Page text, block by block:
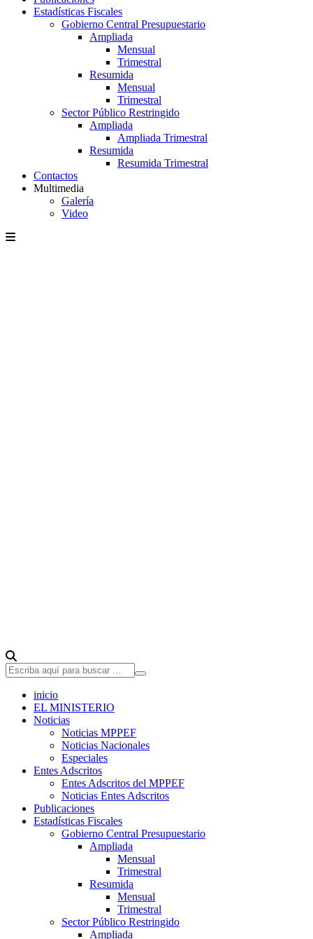
Estadísticas Fiscales
Gobierno Central Presupuestario
Ampliada
Mensual
Trimestral
Resumida
Mensual
Trimestral
Sector Público Restringido
Ampliada
Ampliada Trimestral
Resumida
Resumida Trimestral
Contactos
Multimedia
Galería
Video
inicio
EL MINISTERIO
Noticias
Noticias MPPEF
Noticias Nacionales
Especiales
Entes Adscritos
Entes Adscritos del MPPEF
Noticias Entes Adscritos
Publicaciones
Estadísticas Fiscales
Gobierno Central Presupuestario
Ampliada
Mensual
Trimestral
Resumida
Mensual
Trimestral
Sector Público Restringido
Ampliada